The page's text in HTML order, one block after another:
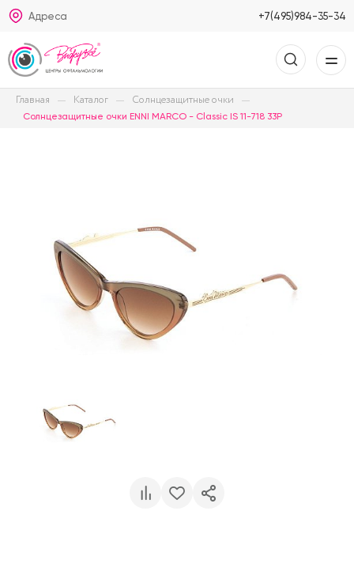
Адреса +7(495)984-35-34
Главная Каталог Солнцезащитные очки
Солнцезащитные очки ENNI MARCO - Classic IS 11-718 33P